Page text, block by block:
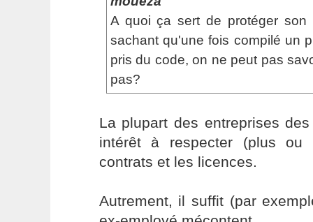
A quoi ça sert de protéger son
sachant qu'une fois compilé un
pris du code, on ne peut pas
pas?
La plupart des entreprises
intérêt à respecter (plus
contrats et les licences.
Autrement, il suffit (par